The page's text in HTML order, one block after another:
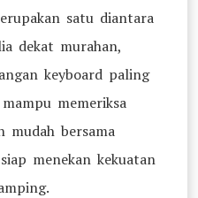
satu diantara
dekat murahan,
keyboard paling
memeriksa
mudah bersama
menekan kekuatan